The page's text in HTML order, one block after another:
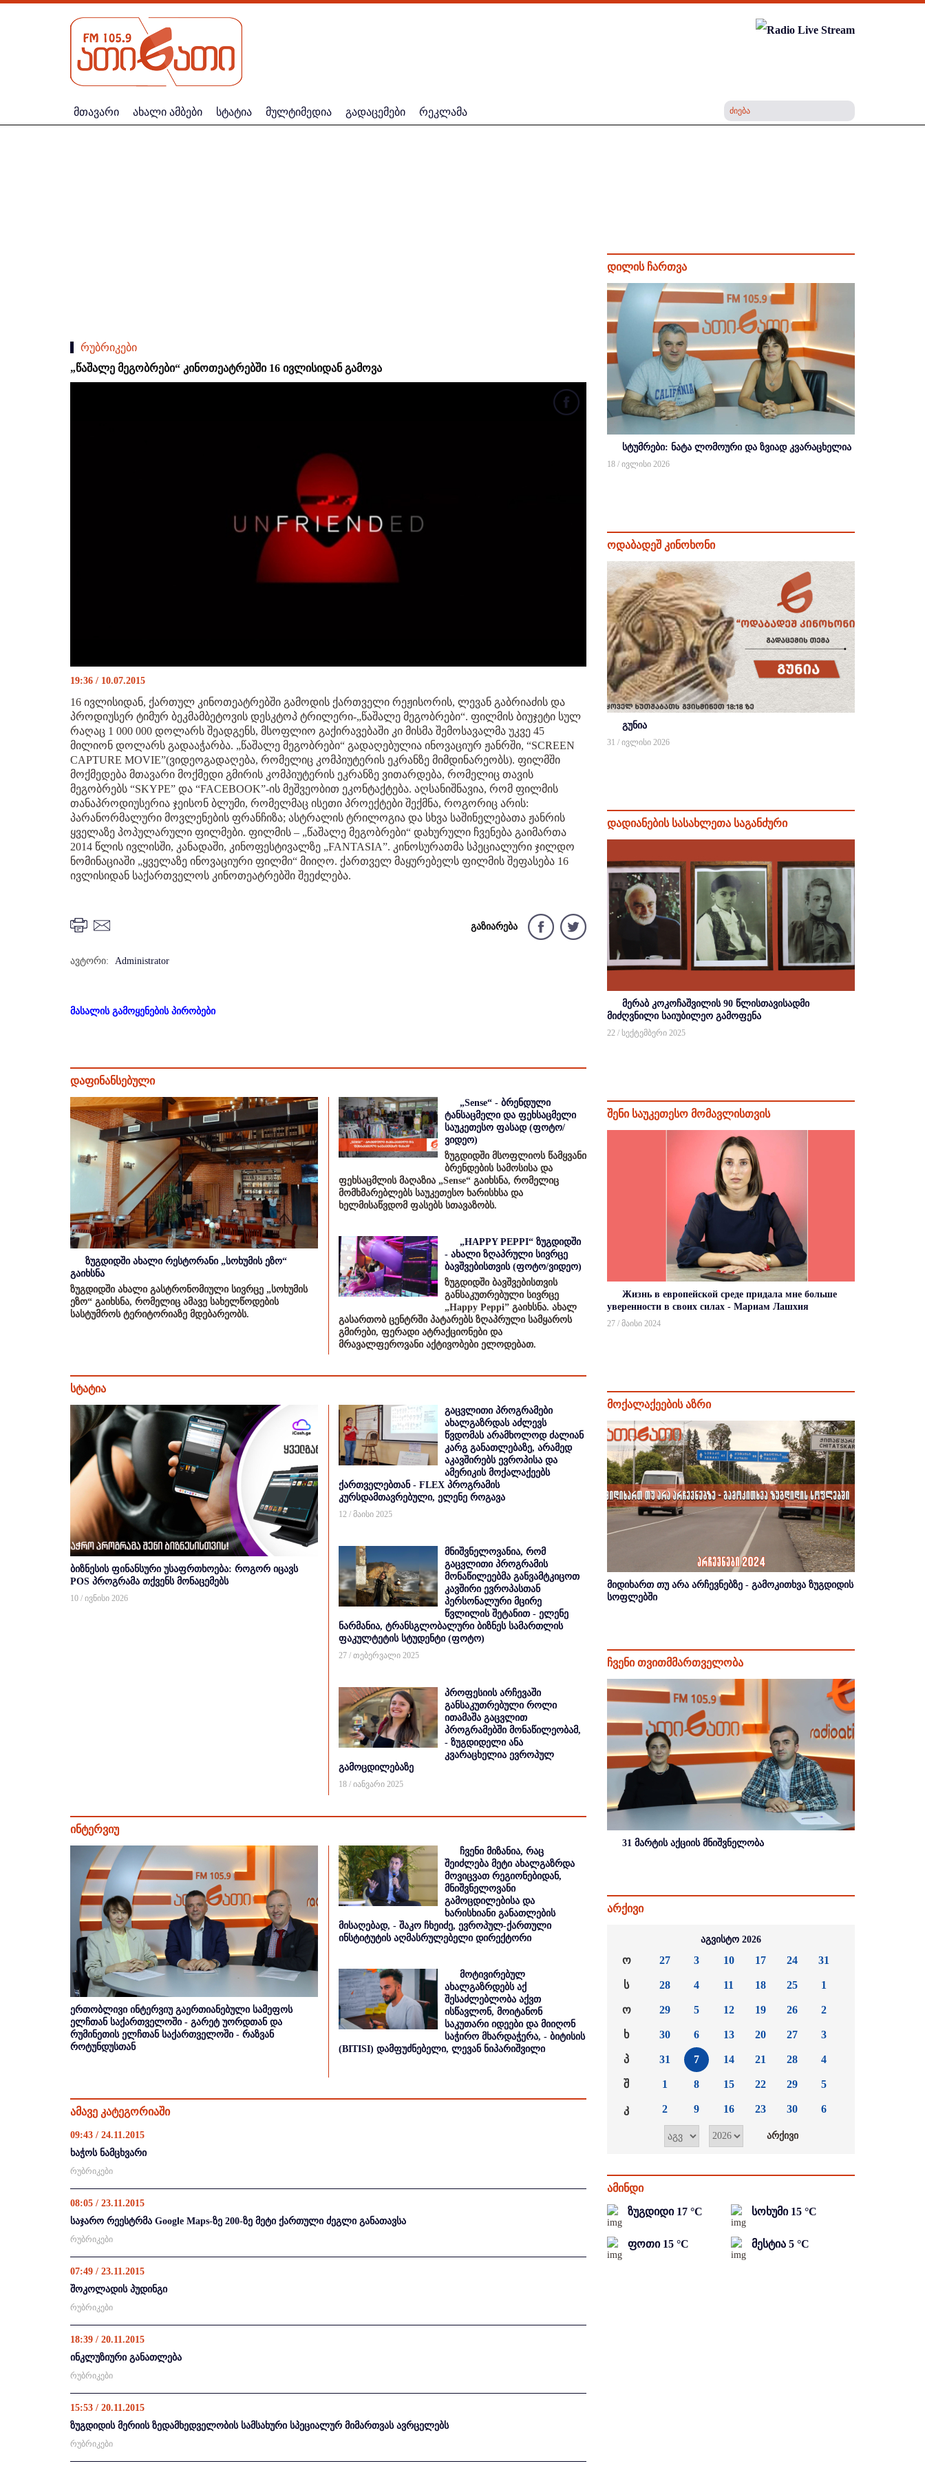
მთავარი ახალი ამბები სტატია მულტიმედია გადაცემები რეკლამა
რუბრიკები
„წაშალე მეგობრები“ კინოთეატრებში 16 ივლისიდან გამოვა
19:36 / 10.07.2015
16 ივლისიდან, ქართულ კინოთეატრებში გამოდის ქართველი რეჟისორის, ლევან გაბრიაძის და
პროდიუსერ ტიმურ ბეკმამბეტოვის დესკტოპ ტრილერი-„წაშალე მეგობრები“. ფილმის ბიუჯეტი სულ
რაღაც 1 000 000 დოლარს შეადგენს, მსოფლიო გაქირავებაში კი მისმა შემოსავალმა უკვე 45
მილიონ დოლარს გადააჭარბა. „წაშალე მეგობრები“ გადაღებულია ინოვაციურ ჟანრში, “SCREEN
CAPTURE MOVIE”(ვიდეოგადაღება, რომელიც კომპიუტერის ეკრანზე მიმდინარეობს). ფილმში
მოქმედება მთავარი მოქმედი გმირის კომპიუტერის ეკრანზე ვითარდება, რომელიც თავის
მეგობრებს “SKYPE” და “FACEBOOK”-ის მეშვეობით ეკონტაქტება. აღსანიშნავია, რომ ფილმის
თანაპროდიუსერია ჯეისონ ბლუმი, რომელმაც ისეთი პროექტები შექმნა, როგორიც არის:
პარანორმალური მოვლენების ფრანჩიზა; ასტრალის ტრილოგია და სხვა საშინელებათა ჟანრის
ყველაზე პოპულარული ფილმები. ფილმის – „წაშალე მეგობრები“ დახურული ჩვენება გაიმართა
2014 წლის ივლისში, კანადაში, კინოფესტივალზე „FANTASIA”. კინოსურათმა სპეციალური ჯილდო
ნომინაციაში „ყველაზე ინოვაციური ფილმი“ მიიღო. ქართველ მაყურებელს ფილმის შეფასება 16
ივლისიდან საქართველოს კინოთეატრებში შეეძლება.
გაზიარება
ავტორი: Administrator
მასალის გამოყენების პირობები
დაფინანსებული
ზუგდიდში ახალი რესტორანი „სოხუმის ეზო“
გაიხსნა
ზუგდიდში ახალი გასტრონომიული სივრცე „სოხუმის
ეზო“ გაიხსნა, რომელიც ამავე სახელწოდების
სასტუმროს ტერიტორიაზე მდებარეობს.
„Sense“ - ბრენდული
ტანსაცმელი და ფეხსაცმელი
საუკეთესო ფასად (ფოტო/
ვიდეო)
ზუგდიდში მსოფლიოს წამყვანი
ბრენდების სამოსისა და
ფეხსაცმლის მაღაზია „Sense“ გაიხსნა, რომელიც
მომხმარებლებს საუკეთესო ხარისხსა და
ხელმისაწვდომ ფასებს სთავაზობს.
„HAPPY PEPPI“ ზუგდიდში
- ახალი ზღაპრული სივრცე
ბავშვებისთვის (ფოტო/ვიდეო)
ზუგდიდში ბავშვებისთვის
განსაკუთრებული სივრცე
„Happy Peppi” გაიხსნა. ახალ
გასართობ ცენტრში პატარებს ზღაპრული სამყაროს
გმირები, ფერადი ატრაქციონები და
მრავალფეროვანი აქტივობები ელოდებათ.
სტატია
ბიზნესის ფინანსური უსაფრთხოება: როგორ იცავს
POS პროგრამა თქვენს მონაცემებს
10 / ივნისი 2026
გაცვლითი პროგრამები
ახალგაზრდას აძლევს
წვდომას არამხოლოდ ძალიან
კარგ განათლებაზე, არამედ
აკავშირებს ევროპისა და
ამერიკის მოქალაქეებს
ქართველებთან - FLEX პროგრამის
კურსდამთავრებული, ელენე როგავა
12 / მაისი 2025
მნიშვნელოვანია, რომ
გაცვლითი პროგრამის
მონაწილეებმა განვამტკიცოთ
კავშირი ევროპასთან
პერსონალური მცირე
წვლილის შეტანით - ელენე
ნარმანია, ტრანსგლობალური ბიზნეს სამართლის
ფაკულტეტის სტუდენტი (ფოტო)
27 / თებერვალი 2025
პროფესიის არჩევაში
განსაკუთრებული როლი
ითამაშა გაცვლით
პროგრამებში მონაწილეობამ,
- ზუგდიდელი ანა
კვარაცხელია ევროპულ
გამოცდილებაზე
18 / იანვარი 2025
ინტერვიუ
ერთობლივი ინტერვიუ გაერთიანებული სამეფოს
ელჩთან საქართველოში - გარეტ უორდთან და
რუმინეთის ელჩთან საქართველოში - რაზვან
როტუნდუსთან
ჩვენი მიზანია, რაც
შეიძლება მეტი ახალგაზრდა
მოვიცვათ რეგიონებიდან,
მნიშვნელოვანი
გამოცდილებისა და
ხარისხიანი განათლების
მისაღებად, - შაკო ჩხეიძე, ევროპულ-ქართული
ინსტიტუტის აღმასრულებელი დირექტორი
მოტივირებულ
ახალგაზრდებს აქ
შესაძლებლობა აქვთ
ისწავლონ, მოიტანონ
საკუთარი იდეები და მიიღონ
საჭირო მხარდაჭერა, - ბიტისის
(BITISI) დამფუძნებელი, ლევან ნიპარიშვილი
ამავე კატეგორიაში
09:43 / 24.11.2015
ხაჭოს ნამცხვარი
რუბრიკები
08:05 / 23.11.2015
საჯარო რეესტრმა Google Maps-ზე 200-ზე მეტი ქართული ძეგლი განათავსა
რუბრიკები
07:49 / 23.11.2015
შოკოლადის პუდინგი
რუბრიკები
18:39 / 20.11.2015
ინკლუზიური განათლება
რუბრიკები
15:53 / 20.11.2015
ზუგდიდის მერიის ზედამხედველობის სამსახური სპეციალურ მიმართვას ავრცელებს
რუბრიკები
დილის ჩართვა
სტუმრები: ნატა ლომოური და ზვიად კვარაცხელია
18 / ივლისი 2026
ოდაბადეშ კინოხონი
გუნია
31 / ივლისი 2026
დადიანების სასახლეთა საგანძური
მერაბ კოკოჩაშვილის 90 წლისთავისადმი
მიძღვნილი საიუბილეო გამოფენა
22 / სექტემბერი 2025
შენი საუკეთესო მომავლისთვის
Жизнь в европейской среде придала мне больше
уверенности в своих силах - Мариам Лашхия
27 / მაისი 2024
მოქალაქეების აზრი
მიდიხართ თუ არა არჩევნებზე - გამოკითხვა ზუგდიდის
სოფლებში
ჩვენი თვითმმართველობა
31 მარტის აქციის მნიშვნელობა
არქივი
აგვისტო 2026
ო
ს
ო
ხ
პ
შ
კ
27
28
29
30
31
1
2
3
4
5
6
7
8
9
10
11
12
13
14
15
16
17
18
19
20
21
22
23
24
25
26
27
28
29
30
31
1
2
3
4
5
6
ამინდი
ზუგდიდი 17 °C სოხუმი 15 °C
ფოთი 15 °C მესტია 5 °C